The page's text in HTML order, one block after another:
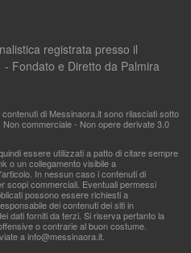
registrata presso il
Fondato e Diretto da Palmira
di Messinaora.it sono rilasciati sotto
commerciale - Non opere derivate 3.0
essere utilizzati a patto di citare sempre
o un collegamento visibile a
In nessun caso i contenuti di
scopi commerciali. Eventuali permessi
possono essere richiesti a
dei contenuti dei siti in
dati forniti da terzi. Si riserva pertanto la
o contrarie al buon costume.
ainfo@messinaora.it